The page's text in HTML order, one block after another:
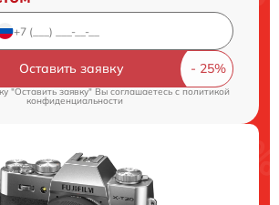
Оставить заявку
"Оставить заявку" Вы соглашаетесь c политикой
конфиденциальности